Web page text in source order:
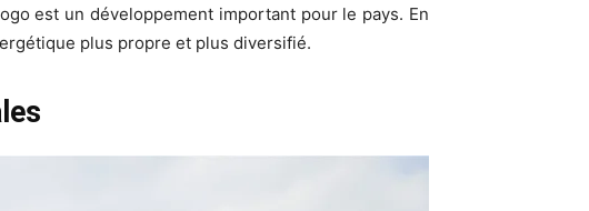
est un développement important pour le pays. En
plus propre et plus diversifié.